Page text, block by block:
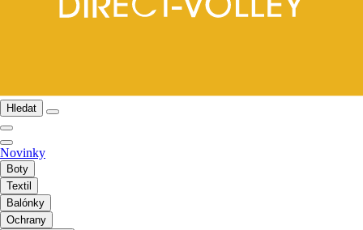
Hledat
Novinky
Boty
Textil
Balónky
Ochrany